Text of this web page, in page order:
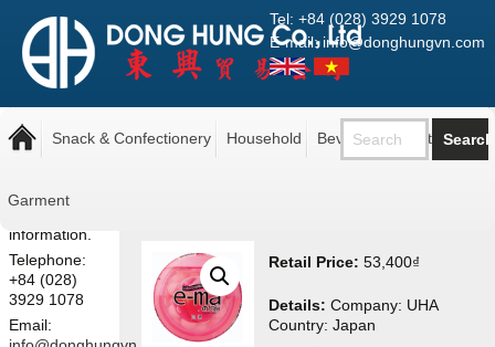
Tel: +84 (028) 3929 1078
E-mail: info@donghungvn.com
Snack & Confectionery Household Beverage Pantry
Garment
Note: The
prices shown
here are retail
Contact us
information.
Telephone:
+84 (028)
3929 1078
Email:
UHA EMA Vitamin C Peach
33g
Retail Price: 53,400₫
Details: Company: UHA
Country: Japan